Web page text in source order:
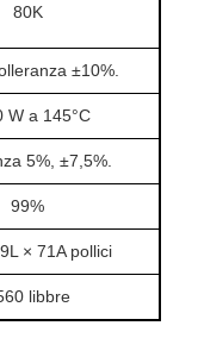
80K
±10%.
W a 145°C
5%, ±7,5%.
99%
× 71A pollici
libbre